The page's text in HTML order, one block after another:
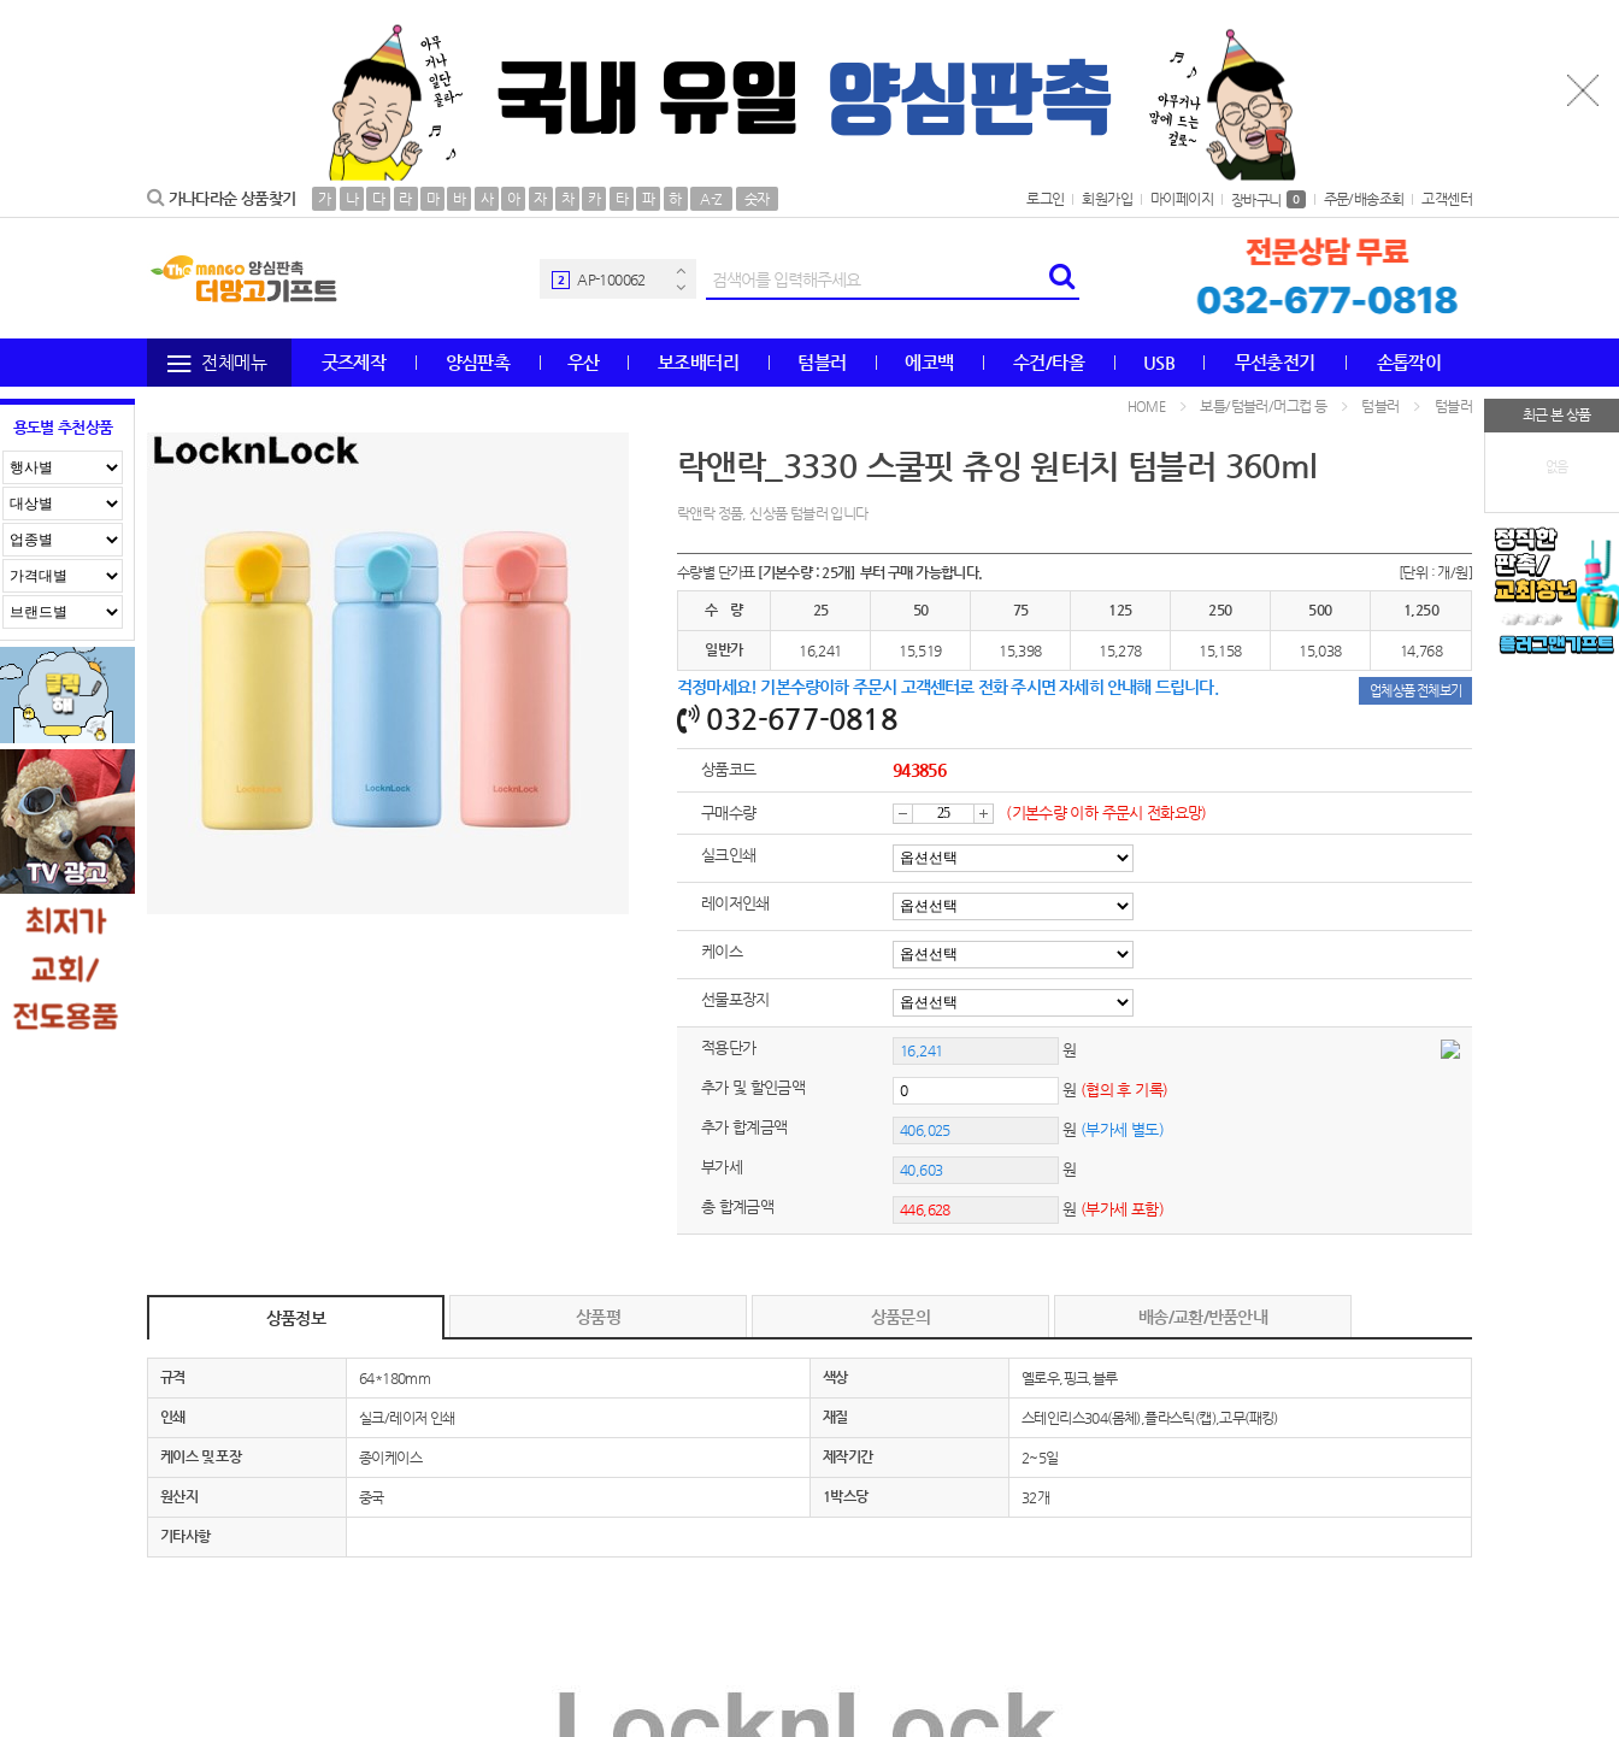
가나다라순 상품찾기 가 나 다 라 마 바 사 아 자 차 카 타 파 하 A-Z 숫자 로그인 회원가입 마이페이지 장바구니 0 주문/배송조회 고객센터
2 AP-100062
4 수건
7
8
22 티슈
AP-100084
전체메뉴 굿즈제작 양심판촉 우산 보조배터리 텀블러 에코백 수건/타올 USB 무선충전기 손톱깍이
용도별 추천상품
최근 본 상품
없음
HOME 보틀/텀블러/머그컵 등 텀블러 텀블러
락앤락_3330 스쿨핏 츄잉 원터치 텀블러 360ml
락앤락 정품, 신상품 텀블러 입니다
수량별 단가표 [기본수량 : 25개] 부터 구매 가능합니다. [단위 : 개/원]
수 량 25 50 75 125 250 500 1,250
일반가 16,241 15,519 15,398 15,278 15,158 15,038 14,768
걱정마세요! 기본수량이하 주문시 고객센터로 전화 주시면 자세히 안내해 드립니다.
032-677-0818
업체상품 전체보기
상품코드 943856
구매수량
감
소
증
가
(기본수량 이하 주문시 전화요망)
실크인쇄
레이저인쇄
케이스
선물포장지
적용단가 원
추가 및 할인금액 원 (협의 후 기록)
추가 합계금액 원 (부가세 별도)
부가세 원
총 합계금액 원 (부가세 포함)
상품정보 상품평 상품문의 배송/교환/반품안내
규격 64*180mm 색상 옐로우,핑크,블루
인쇄 실크/레이저 인쇄 재질 스테인리스304(몸체),플라스틱(캡),고무(패킹)
케이스 및 포장 종이케이스 제작기간 2~5일
원산지 중국 1박스당 32개
기타사항